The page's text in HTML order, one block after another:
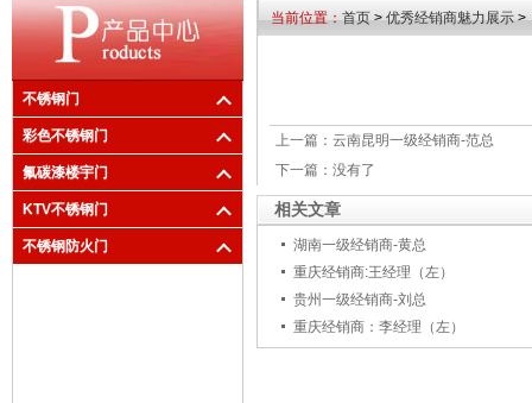
不锈钢门
彩色不锈钢门
氟碳漆楼宇门
KTV不锈钢门
不锈钢防火门
当前位置：首页>优秀经销商魅力展示>
上一篇： 云南昆明一级经销商-范总
下一篇： 没有了
相关文章
湖南一级经销商-黄总
重庆经销商:王经理（左）
贵州一级经销商-刘总
重庆经销商：李经理（左）